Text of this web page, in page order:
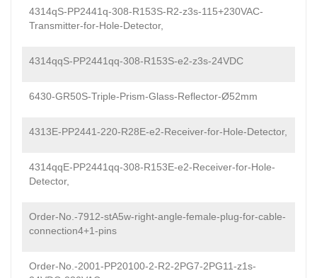
4314qS-PP2441q-308-R153S-R2-z3s-115+230VAC-
Transmitter-for-Hole-Detector,
4314qqS-PP2441qq-308-R153S-e2-z3s-24VDC
6430-GR50S-Triple-Prism-Glass-Reflector-Ø52mm
4313E-PP2441-220-R28E-e2-Receiver-for-Hole-Detector,
4314qqE-PP2441qq-308-R153E-e2-Receiver-for-Hole-
Detector,
Order-No.-7912-stA5w-right-angle-female-plug-for-cable-
connection4+1-pins
Order-No.-2001-PP20100-2-R2-2PG7-2PG11-z1s-